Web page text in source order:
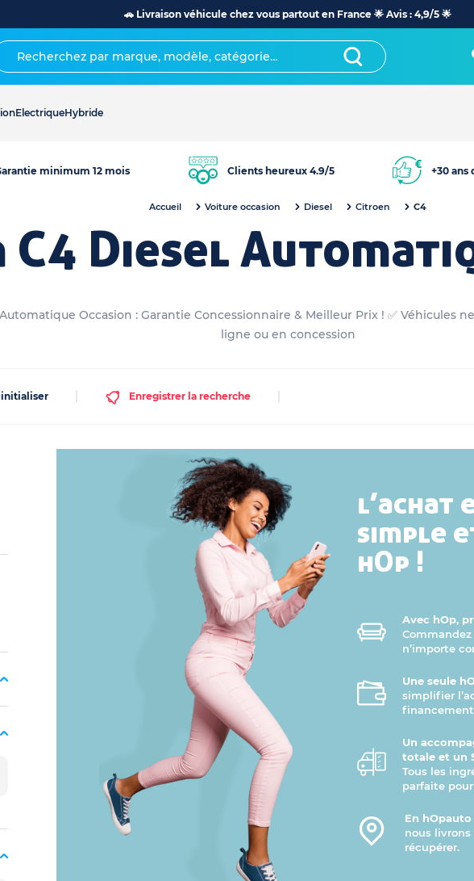
🚗 Livraison véhicule chez vous partout en France 🌟 Avis : 4,9/5 🌟
ElectriqueHybride
minimum 12 mois Clients heureux 4.9/5 +30 ans
Accueil Voiture occasion Diesel Citroen C4
Diesel
Occasion : Garantie Concessionnaire & Meilleur Prix ! ✅ Véhicules
ligne ou en concession
Enregistrer la recherche
l’achat
simple
hOp !
Avec hOp,
n’importe
Une seule
simplifier
financement
Un
totale et un
Tous les
parfaite
En
nous
récupérer.